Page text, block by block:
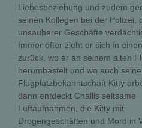
Liebesbeziehung und zudem
seinen Kollegen bei der Polizei,
unsauberer Geschäfte
Immer öfter zieht er sich in
zurück, wo er an seinem alten
herumbastelt und wo auch seine
Flugplatzbekanntschaft Kitty
dann entdeckt Challis seltsame
Luftaufnahmen, die Kitty mit
Drogengeschäften und Mord in